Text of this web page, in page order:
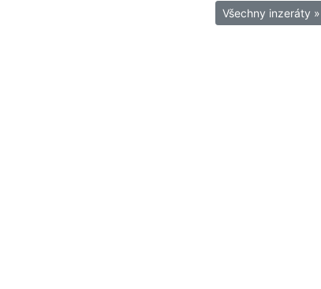
Všechny inzeráty »